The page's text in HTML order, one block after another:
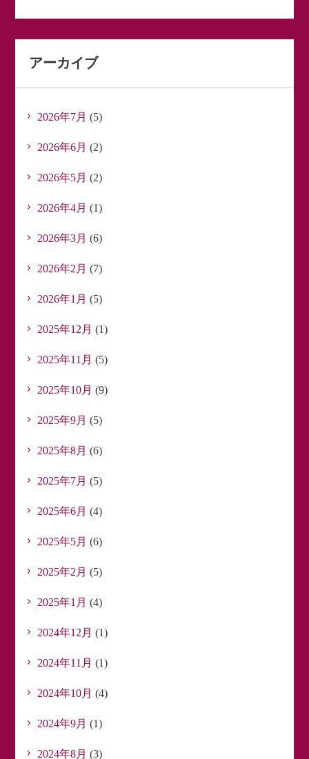
アーカイブ
2026年7月 (5)
2026年6月 (2)
2026年5月 (2)
2026年4月 (1)
2026年3月 (6)
2026年2月 (7)
2026年1月 (5)
2025年12月 (1)
2025年11月 (5)
2025年10月 (9)
2025年9月 (5)
2025年8月 (6)
2025年7月 (5)
2025年6月 (4)
2025年5月 (6)
2025年2月 (5)
2025年1月 (4)
2024年12月 (1)
2024年11月 (1)
2024年10月 (4)
2024年9月 (1)
2024年8月 (3)